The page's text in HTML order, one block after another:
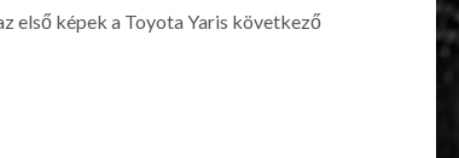
első képek a Toyota Yaris következő